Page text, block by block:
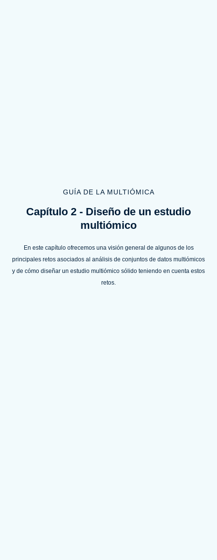
GUÍA DE LA MULTIÓMICA
Capítulo 2 - Diseño de un estudio
multiómico
En este capítulo ofrecemos una visión general de algunos de los
principales retos asociados al análisis de conjuntos de datos multiómicos
y de cómo diseñar un estudio multiómico sólido teniendo en cuenta estos
retos.